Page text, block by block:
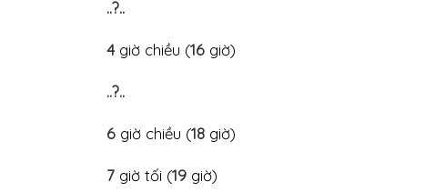
..?..
4 giờ chiều (16 giờ)
..?..
6 giờ chiều (18 giờ)
7 giờ tối (19 giờ)